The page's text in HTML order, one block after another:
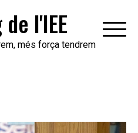
l'IEE
més força tendrem